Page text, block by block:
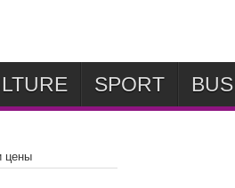
SPORT
цены